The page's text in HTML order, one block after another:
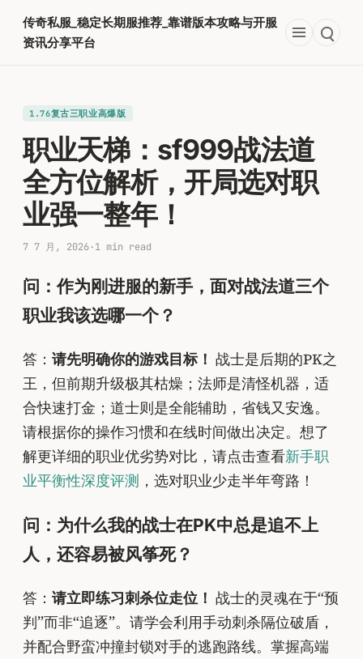
内
传奇私服_稳定长期服推荐_靠谱版本攻略与开服
资讯分享平台
1.76复古三职业高爆版
职业天梯：sf999战法道
全方位解析，开局选对职
业强一整年！
7 7 月, 2026·1 min read
问：作为刚进服的新手，面对战法道三个
职业我该选哪一个？
答： 请先明确你的游戏目标！ 战士是后期的PK之
王，但前期升级极其枯燥；法师是清怪机器，适
合快速打金；道士则是全能辅助，省钱又安逸。
请根据你的操作习惯和在线时间做出决定。想了
解更详细的职业优劣势对比，请点击查看新手职
业平衡性深度评测 ，选对职业少走半年弯路！
问：为什么我的战士在PK中总是追不上
人，还容易被风筝死？
答： 请立即练习刺杀位走位！ 战士的灵魂在于“预
判”而非“追逐”。请学会利用手动刺杀隔位破盾，
并配合野蛮冲撞封锁对手的逃跑路线。掌握高端